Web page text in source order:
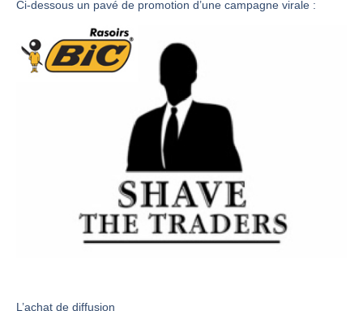
Ci-dessous un pavé de promotion d’une campagne virale :
L’achat de diffusion